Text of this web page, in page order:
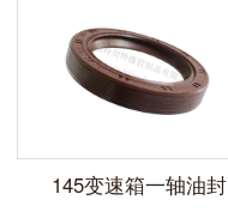
145变速箱一轴油封